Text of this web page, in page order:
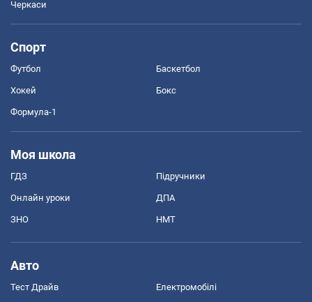
Черкаси
Спорт
Футбол Баскетбол
Хокей Бокс
Формула-1
Моя школа
ГДЗ Підручники
Онлайн уроки ДПА
ЗНО НМТ
Авто
Тест Драйв Електромобілі